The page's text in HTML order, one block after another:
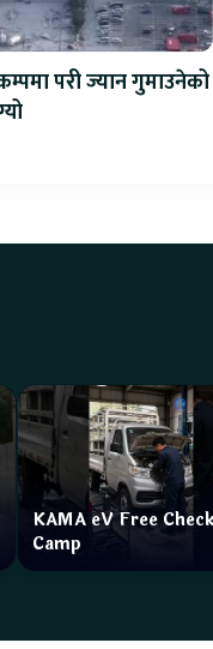
परी ज्यान गुमाउनेको
KAMA eV Free
Camp